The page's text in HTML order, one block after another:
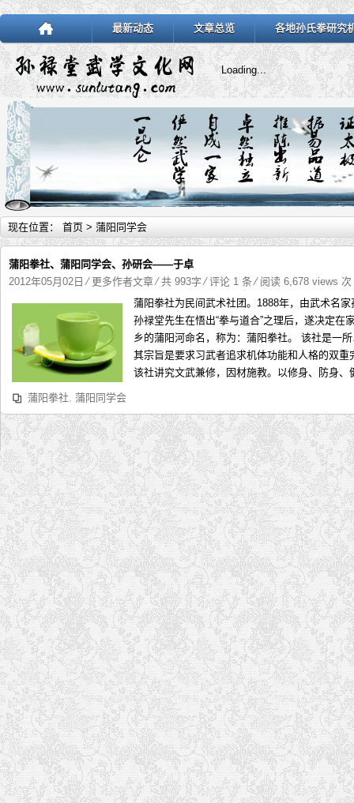
最新动态 文章总览 各地孙氏拳研究
Loading...
现在位置： 首页 > 蒲阳同学会
蒲阳拳社、蒲阳同学会、孙研会——于卓
2012年05月02日 ⁄ 更多作者文章⁄ 共 993字⁄评论 1 条⁄ 阅读 6,678 views 次
蒲阳拳社为民间武术社团。1888年，由武术名
孙禄堂先生在悟出“拳与道合”之理后，遂决定
乡的蒲阳河命名，称为：蒲阳拳社。 该社是一
其宗旨是要求习武者追求机体功能和人格的双重
该社讲究文武兼修，因材施教。以修身、防身、
蒲阳拳社, 蒲阳同学会